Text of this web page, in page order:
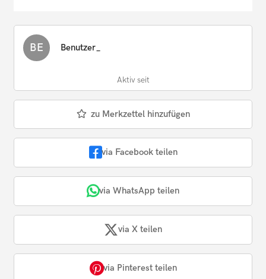
BE Benutzer_
Aktiv seit
zu Merkzettel hinzufügen
via Facebook teilen
via WhatsApp teilen
via X teilen
via Pinterest teilen